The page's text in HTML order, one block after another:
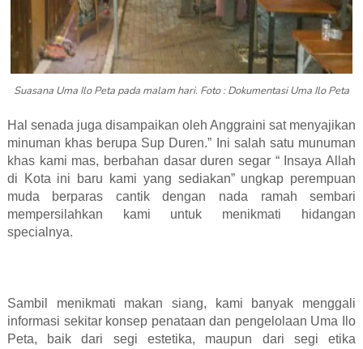
Suasana Uma Ilo Peta pada malam hari. Foto : Dokumentasi Uma Ilo Peta
Hal senada juga disampaikan oleh Anggraini sat menyajikan
minuman khas berupa Sup Duren.” Ini salah satu munuman
khas kami mas, berbahan dasar duren segar “ Insaya Allah
di Kota ini baru kami yang sediakan” ungkap perempuan
muda berparas cantik dengan nada ramah sembari
mempersilahkan kami untuk menikmati hidangan
specialnya.
Sambil menikmati makan siang, kami banyak menggali
informasi sekitar konsep penataan dan pengelolaan Uma Ilo
Peta, baik dari segi estetika, maupun dari segi etika